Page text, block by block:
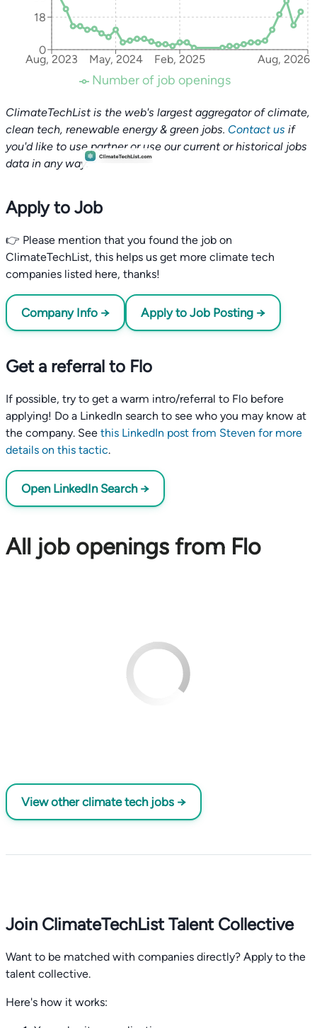
Aug, 2023 May, 2024 Feb, 2025 Aug, 2026
0
18
Number of job openings
ClimateTechList is the web's largest aggregator of climate,
clean tech, renewable energy & green jobs. Contact us if
you'd like to use partner or use our current or historical jobs
data in any way.
Apply to Job
👉 Please mention that you found the job on
ClimateTechList, this helps us get more climate tech
companies listed here, thanks!
Company Info → Apply to Job Posting →
Get a referral to Flo
If possible, try to get a warm intro/referral to Flo before
applying! Do a LinkedIn search to see who you may know at
the company. See this LinkedIn post from Steven for more
details on this tactic.
Open LinkedIn Search →
All job openings from Flo
View other climate tech jobs →
Join ClimateTechList Talent Collective
Want to be matched with companies directly? Apply to the
talent collective.
Here's how it works: